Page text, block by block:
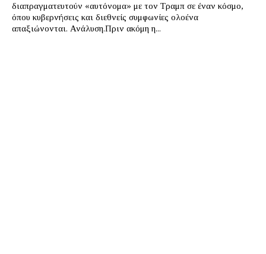
διαπραγματευτούν «αυτόνομα» με τον Τραμπ σε έναν κόσμο,
όπου κυβερνήσεις και διεθνείς συμφωνίες ολοένα
απαξιώνονται. Ανάλυση.Πριν ακόμη η...